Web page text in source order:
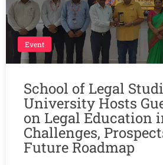
Event
School of Legal
University Hosts
on Legal Education
Challenges,
Future Roadmap